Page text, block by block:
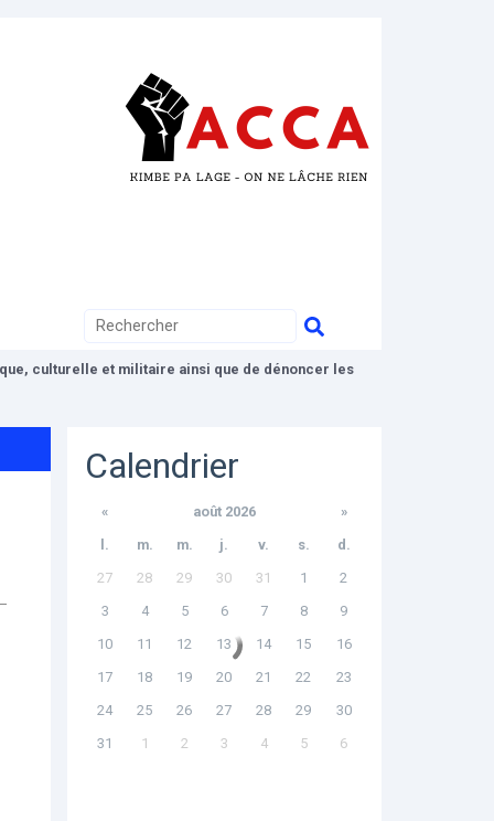
culturelle et militaire ainsi que de dénoncer les
Calendrier
« août 2026
»
l.
m. m. j. v. s.
d.
27
28 29 30 31 1
2
3
4 5 6 7 8
9
10
11 12 13 14 15
16
17
18 19 20 21 22
23
24
25 26 27 28 29
30
31
1 2 3 4 5 6